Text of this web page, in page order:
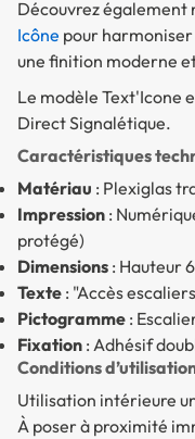
Découvrez également
Icône pour
une finition moderne
Le modèle Text'Icone
Direct Signalétique.
Caractéristiques
Matériau : Plexiglas
Impression :
protégé)
Dimensions : Hauteur
Texte : "Accès
Pictogramme :
Fixation : Adhésif
Conditions
Utilisation intérieure
À poser à proximité